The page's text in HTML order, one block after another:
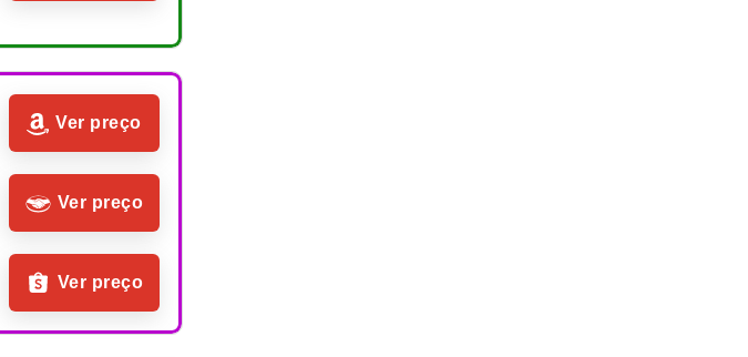
Ver preço
Ver preço
Ver preço